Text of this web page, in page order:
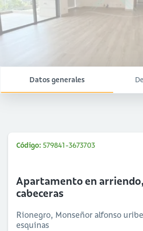
Datos generales
Código: 579841-3673703
Apartamento en
cabeceras
Rionegro, Monseñor alfonso
esquinas